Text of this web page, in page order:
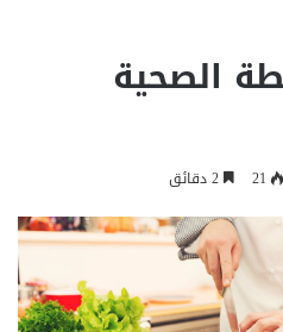
الصحية
21